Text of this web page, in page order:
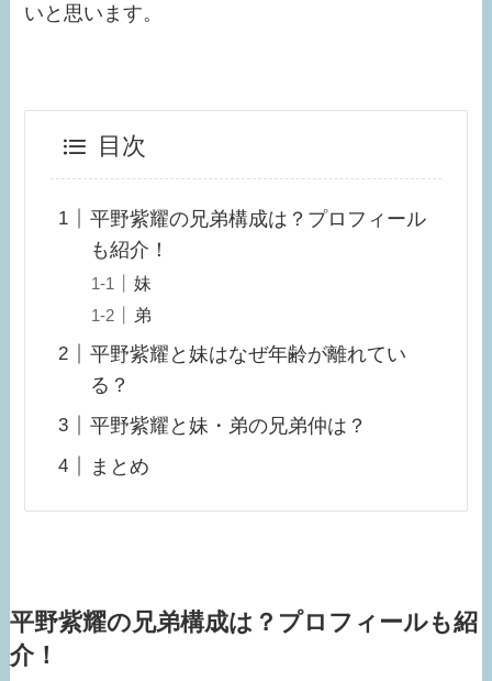
いと思います。
目次
平野紫耀の兄弟構成は？プロフィール
も紹介！
妹
弟
平野紫耀と妹はなぜ年齢が離れてい
る？
平野紫耀と妹・弟の兄弟仲は？
まとめ
平野紫耀の兄弟構成は？プロフィールも紹
介！